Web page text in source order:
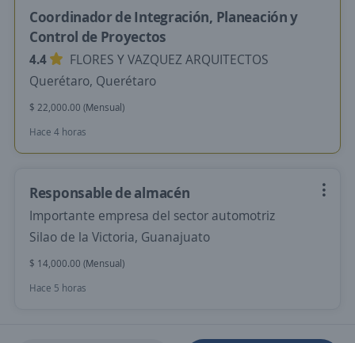
Coordinador de Integración, Planeación y
Control de Proyectos
4.4
FLORES Y VAZQUEZ ARQUITECTOS
Querétaro, Querétaro
$ 22,000.00 (Mensual)
Hace 4 horas
Responsable de almacén
Importante empresa del sector automotriz
Silao de la Victoria, Guanajuato
$ 14,000.00 (Mensual)
Hace 5 horas